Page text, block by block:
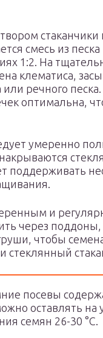
смесь из песка
1:2. На
клематиса,
речного песка.
оптимальна,
умеренно
поддерживать
и
через
чтобы
посевы
оставлять на
семян 26-30 °С.